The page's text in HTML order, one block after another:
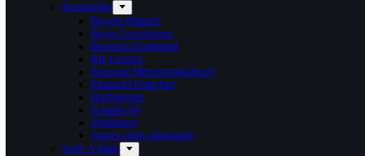
Bundesliga
Bayern Munich
Bayer Leverkusen
Borussia Dortmund
RB Leipzig
Borussia Mönchengladbach
Eintracht Francfurt
Hoffenhaim
Schalke 04
Wolfsburg
Autres clubs allemands
Serie A Italie